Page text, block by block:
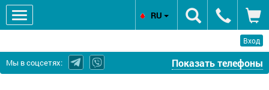
Вход
Мы в соцсетях: Показать телефоны
RU